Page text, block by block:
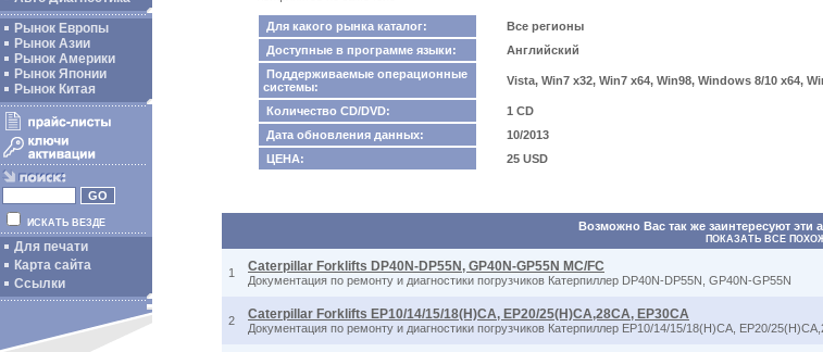
Рынок Европы
Рынок Азии
Рынок Америки
Рынок Японии
Рынок Китая
ИСКАТЬ ВЕЗДЕ
Для печати
Карта сайта
Ссылки
Для какого рынка каталог:
Все регионы
Доступные в программе языки:
Английский
Поддерживаемые операционные
системы:
Vista, Win7 x32, Win7 x64, Win98, Windows 8/10 x64,
Количество CD/DVD:
1 CD
Дата обновления данных:
10/2013
ЦЕНА:
25 USD
Возможно Вас так же заинтересуют эти
ПОКАЗАТЬ ВСЕ
1 Caterpillar Forklifts DP40N-DP55N, GP40N-GP55N MC/FC
Документация по ремонту и диагностики погрузчиков Катерпиллер DP40N-DP55N, GP40N-GP55N
2 Caterpillar Forklifts EP10/14/15/18(H)CA, EP20/25(H)CA,28CA, EP30CA
Документация по ремонту и диагностики погрузчиков Катерпиллер EP10/14/15/18(H)CA, EP20/